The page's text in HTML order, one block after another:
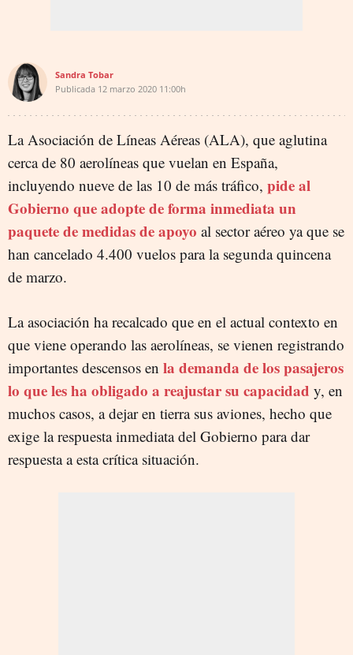
Sandra Tobar
Publicada 12 marzo 2020 11:00h
La Asociación de Líneas Aéreas (ALA), que aglutina
cerca de 80 aerolíneas que vuelan en España,
incluyendo nueve de las 10 de más tráfico, pide al
Gobierno que adopte de forma inmediata un
paquete de medidas de apoyo al sector aéreo ya que se
han cancelado 4.400 vuelos para la segunda quincena
de marzo.
La asociación ha recalcado que en el actual contexto en
que viene operando las aerolíneas, se vienen registrando
importantes descensos en la demanda de los pasajeros
lo que les ha obligado a reajustar su capacidad y, en
muchos casos, a dejar en tierra sus aviones, hecho que
exige la respuesta inmediata del Gobierno para dar
respuesta a esta crítica situación.